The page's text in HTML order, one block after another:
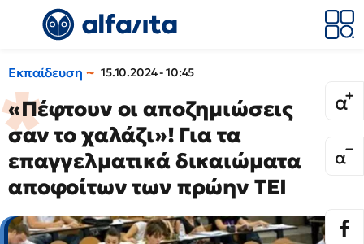
Εκπαίδευση 15.10.2024 - 10:45
«Πέφτουν οι αποζημιώσεις
σαν το χαλάζι»! Για τα
επαγγελματικά δικαιώματα
αποφοίτων των πρώην ΤΕΙ